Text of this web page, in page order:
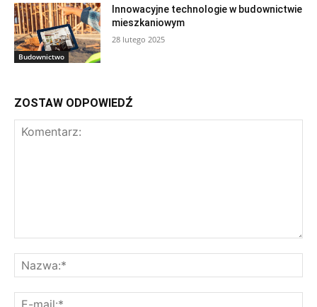
Budownictwo
Innowacyjne technologie w budownictwie
mieszkaniowym
28 lutego 2025
ZOSTAW ODPOWIEDŹ